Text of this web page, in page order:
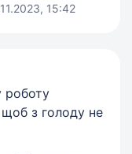
15:42
роботу
з голоду не